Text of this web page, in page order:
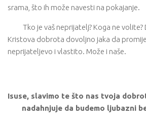
srama, što ih može navesti na pokajanje.
Tko je vaš neprijatelj? Koga ne volite?
Kristova dobrota dovoljno jaka da
neprijateljevo i vlastito. Može i naše.
Isuse, slavimo te što nas tvoja
nadahnjuje da budemo ljubazni